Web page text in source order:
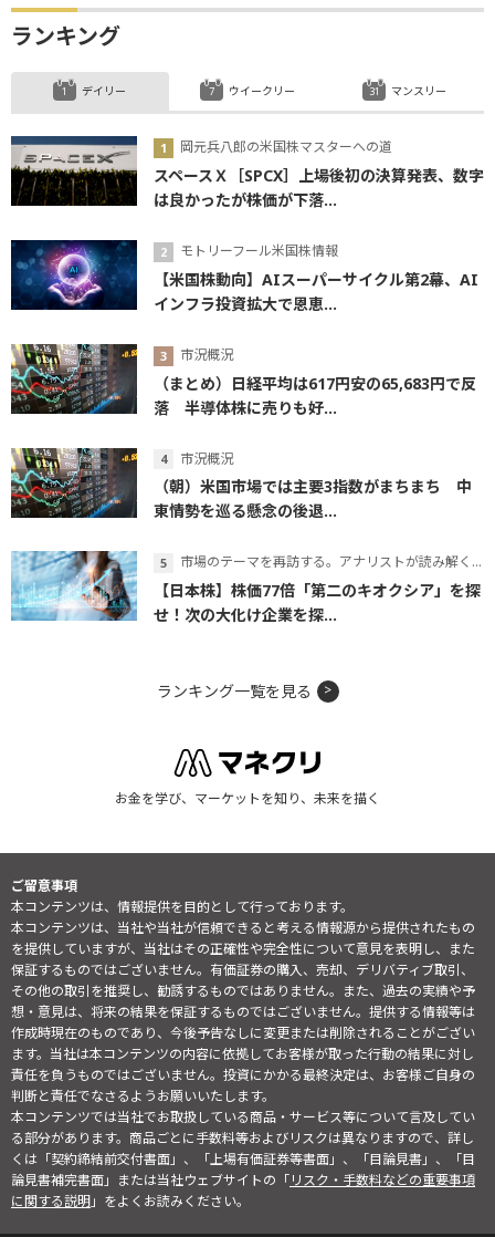
ランキング
デイリー
岡元兵八郎の米国株マスターへの道
スペースＸ［SPCX］上場後初の決算発表、数字
は良かったが株価が下落...
モトリーフール米国株情報
【米国株動向】AIスーパーサイクル第2幕、AI
インフラ投資拡大で恩恵...
市況概況
（まとめ）日経平均は617円安の65,683円で反
落 半導体株に売りも好...
市況概況
（朝）米国市場では主要3指数がまちまち 中
東情勢を巡る懸念の後退...
市場のテーマを再訪する。アナリストが読み解くテーマの本質
【日本株】株価77倍「第二のキオクシア」を探
せ！次の大化け企業を探...
ウイークリー マンスリー
ランキング一覧を見る
お金を学び、マーケットを知り、未来を描く
ご留意事項
本コンテンツは、情報提供を目的として行っております。
本コンテンツは、当社や当社が信頼できると考える情報源から提供されたもの
を提供していますが、当社はその正確性や完全性について意見を表明し、また
保証するものではございません。有価証券の購入、売却、デリバティブ取引、
その他の取引を推奨し、勧誘するものではありません。また、過去の実績や予
想・意見は、将来の結果を保証するものではございません。提供する情報等は
作成時現在のものであり、今後予告なしに変更または削除されることがござい
ます。当社は本コンテンツの内容に依拠してお客様が取った行動の結果に対し
責任を負うものではございません。投資にかかる最終決定は、お客様ご自身の
判断と責任でなさるようお願いいたします。
本コンテンツでは当社でお取扱している商品・サービス等について言及してい
る部分があります。商品ごとに手数料等およびリスクは異なりますので、詳し
くは「契約締結前交付書面」、「上場有価証券等書面」、「目論見書」、「目
論見書補完書面」または当社ウェブサイトの「リスク・手数料などの重要事項
に関する説明」をよくお読みください。